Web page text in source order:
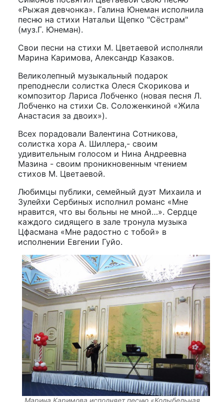
«Рыжая девчонка». Галина Юнеман исполнила
песню на стихи Натальи Щепко "Сёстрам"
(муз.Г. Юнеман).
Свои песни на стихи М. Цветаевой исполняли
Марина Каримова, Александр Казаков.
Великолепный музыкальный подарок
преподнесли солистка Олеся Скорикова и
композитор Лариса Лобченко (новая песня Л.
Лобченко на стихи Св. Соложенкиной «Жила
Анастасия за двоих»).
Всех порадовали Валентина Сотникова,
солистка хора А. Шиллера,- своим
удивительным голосом и Нина Андреевна
Мазина - своим проникновенным чтением
стихов М. Цветаевой.
Любимцы публики, семейный дуэт Михаила и
Зулейхи Сербиных исполнил романс «Мне
нравится, что вы больны не мной…». Сердце
каждого сидящего в зале тронула музыка
Цфасмана «Мне радостно с тобой» в
исполнении Евгении Гуйо.
Марина Каримова исполняет песню «Колыбельная